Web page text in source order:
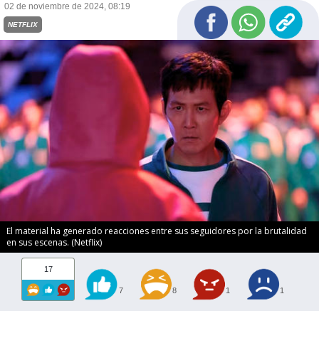
02 de noviembre de 2024, 08:19
NETFLIX
El material ha generado reacciones entre sus seguidores por la brutalidad
en sus escenas. (Netflix)
17
7 8 1 1